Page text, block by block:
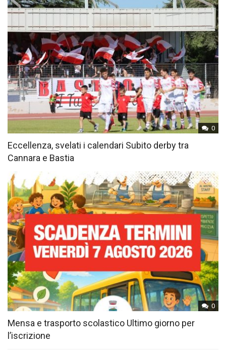
0
Eccellenza, svelati i calendari Subito derby tra
Cannara e Bastia
0
Mensa e trasporto scolastico Ultimo giorno per
l’iscrizione